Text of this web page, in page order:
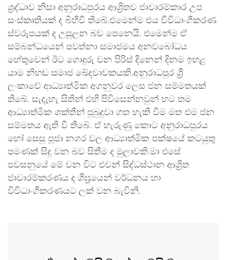
ශ්‍රද්ධාව නිසා අනුරාධපුරය ආශ්‍රිතව ජාවාරම්කාර උප
සංස්කෘතියක් ද බිහිවී තිබේ.එමෙන්ම එය විවිධාංගීකරණ
ස්වරූපයක් ද උසුලන බව පෙනෙයි. එමෙන්ම ඒ
සම්බන්ධයෙන් පවත්නා සමාජමය අනවබෝධය
හේතුවෙන් ඊට ගොදුරු වන පිරිස් දිනෙන් දිනම ඉහළ
යාම නිහඬ සමාජ ඛේදවාචකයකි.අනුරාධපුර ශ්‍රී
ලංකාවේ ආධ්‍යාත්මික අගනුවර ලෙස ජන සම්මතයක්
තිබේ. සැදැහැ සිතින් එහි පිවිසෙන්නවුන් හට තම
ආධ්‍යාත්මික ශක්තීන් පුබුදුවා ගත හැකි වීම මත එම ජන
සම්මතය ඇති වී තිබේ. ඒ හැරුණු කොට අනුරාධපුරය
හෝ සෙසු පූජා නගර වල ආධ්‍යාත්මික පක්ෂයේ කටයුතු
පමණක් සිදු වන බව සිතීම ද මුලාවකි.මා එසේ
පවසනුයේ මේ වන විට එවන් සිද්ධස්ථාන ආශ්‍රිත
ජාවාරම්කරණය ද ශීඝ්‍රයෙන් වර්ධනය හා
විවිධාංගීකරණයට ලක් වන බැවිනි.